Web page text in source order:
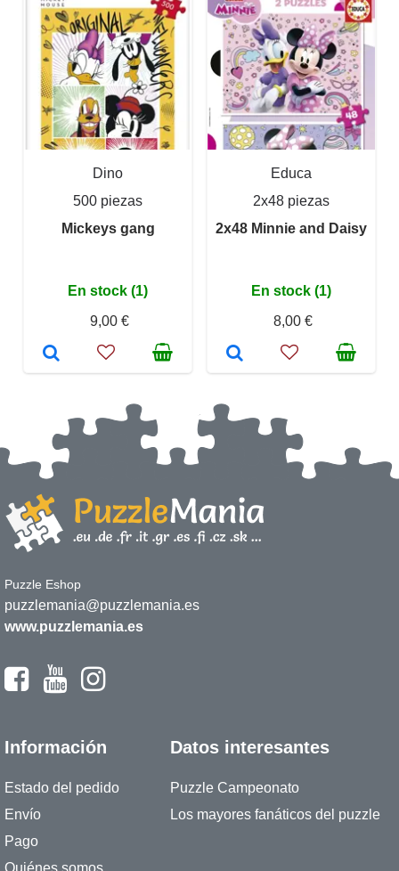
Dino
500 piezas
Mickeys gang
En stock (1)
9,00 €
Educa
2x48 piezas
2x48 Minnie and Daisy
En stock (1)
8,00 €
Puzzle Eshop
puzzlemania@puzzlemania.es
www.puzzlemania.es
Información
Estado del pedido
Envío
Pago
Quiénes somos
Datos interesantes
Puzzle Campeonato
Los mayores fanáticos del puzzle